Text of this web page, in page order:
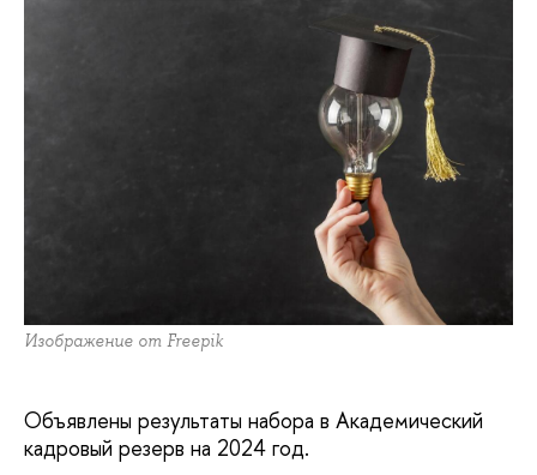
Изображение от Freepik
Объявлены результаты набора в Академический
кадровый резерв на 2024 год.